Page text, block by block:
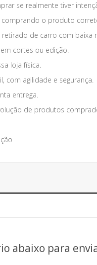
se realmente tiver
o produto
retirado de carro com baixa
cortes ou edição.
loja física.
com agilidade e segurança.
entrega.
de produtos
abaixo para